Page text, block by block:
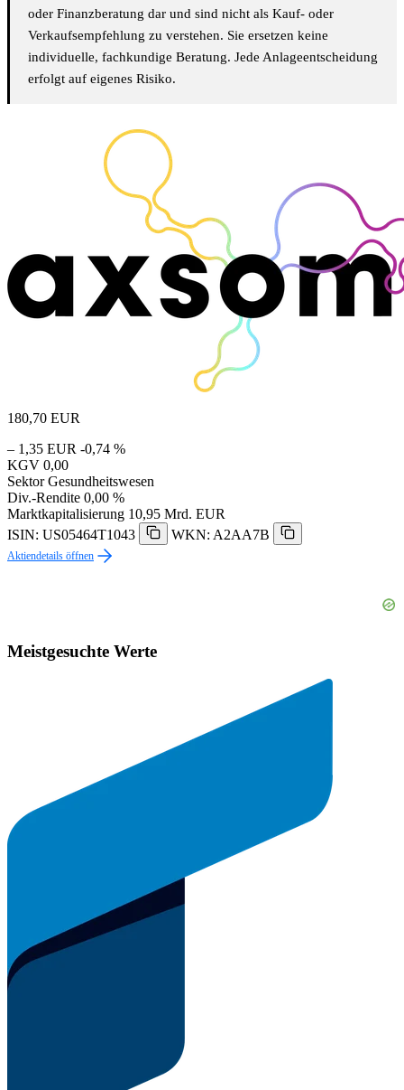
oder Finanzberatung dar und sind nicht als Kauf- oder
Verkaufsempfehlung zu verstehen. Sie ersetzen keine
individuelle, fachkundige Beratung. Jede Anlageentscheidung
erfolgt auf eigenes Risiko.
180,70 EUR
– 1,35 EUR -0,74 %
KGV 0,00
Sektor Gesundheitswesen
Div.-Rendite 0,00 %
Marktkapitalisierung 10,95 Mrd. EUR
ISIN: US05464T1043
WKN: A2AA7B
Aktiendetails öffnen
Meistgesuchte Werte